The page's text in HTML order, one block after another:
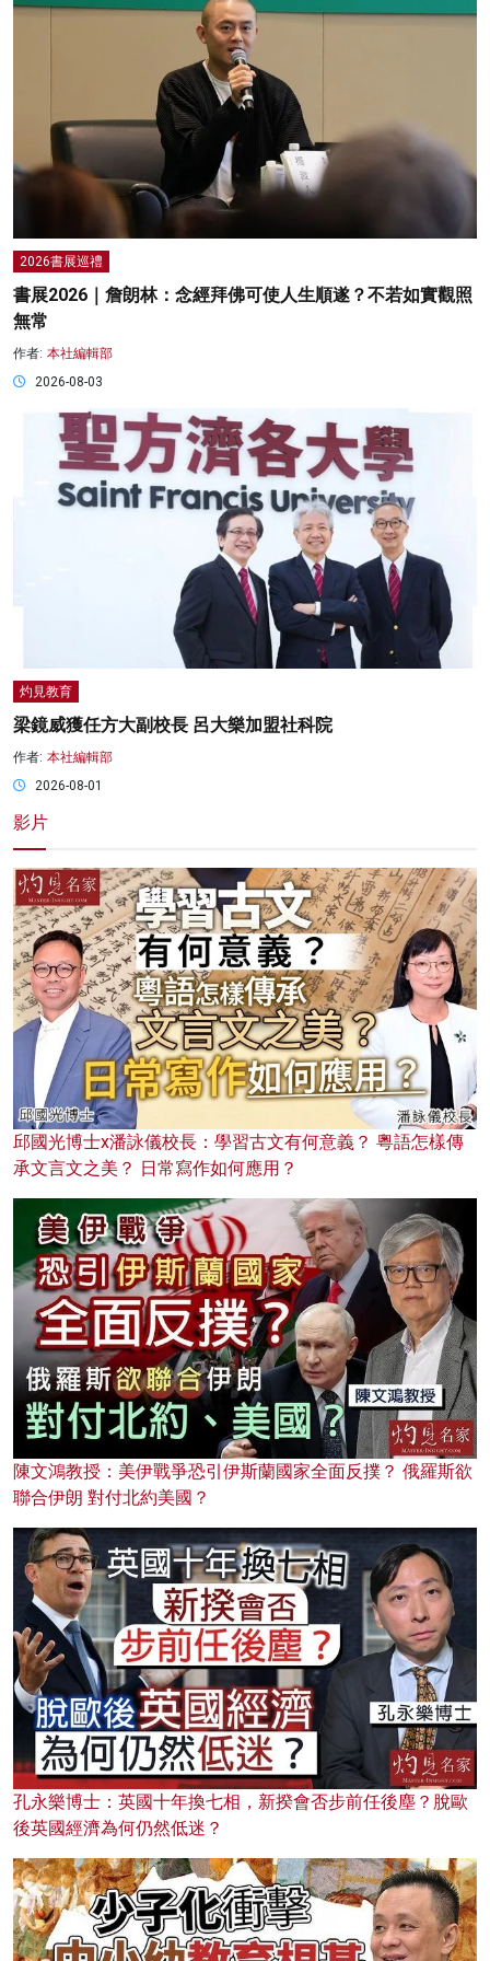
2026書展巡禮
書展2026｜詹朗林：念經拜佛可使人生順遂？不若如實觀照
無常
作者: 本社編輯部
2026-08-03
灼見教育
梁鏡威獲任方大副校長 呂大樂加盟社科院
作者: 本社編輯部
2026-08-01
影片
邱國光博士x潘詠儀校長：學習古文有何意義？ 粵語怎樣傳
承文言文之美？ 日常寫作如何應用？
陳文鴻教授：美伊戰爭恐引伊斯蘭國家全面反撲？ 俄羅斯欲
聯合伊朗 對付北約美國？
孔永樂博士：英國十年換七相，新揆會否步前任後塵？脫歐
後英國經濟為何仍然低迷？